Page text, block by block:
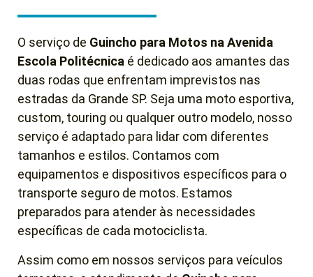
O serviço de Guincho para Motos na Avenida
Escola Politécnica é dedicado aos amantes das
duas rodas que enfrentam imprevistos nas
estradas da Grande SP. Seja uma moto esportiva,
custom, touring ou qualquer outro modelo, nosso
serviço é adaptado para lidar com diferentes
tamanhos e estilos. Contamos com
equipamentos e dispositivos específicos para o
transporte seguro de motos. Estamos
preparados para atender às necessidades
específicas de cada motociclista.
Assim como em nossos serviços para veículos